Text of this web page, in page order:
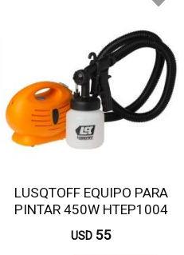
LUSQTOFF EQUIPO PARA
PINTAR 450W HTEP1004
USD 55